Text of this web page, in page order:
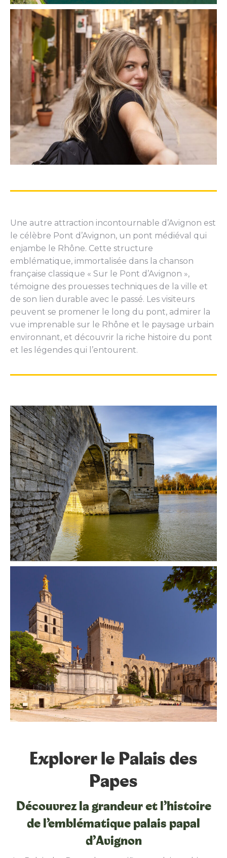
Une autre attraction incontournable d’Avignon est
le célèbre Pont d’Avignon, un pont médiéval qui
enjambe le Rhône. Cette structure
emblématique, immortalisée dans la chanson
française classique « Sur le Pont d’Avignon »,
témoigne des prouesses techniques de la ville et
de son lien durable avec le passé. Les visiteurs
peuvent se promener le long du pont, admirer la
vue imprenable sur le Rhône et le paysage urbain
environnant, et découvrir la riche histoire du pont
et les légendes qui l’entourent.
Explorer le Palais des
Papes
Découvrez la grandeur et l’histoire
de l’emblématique palais papal
d’Avignon